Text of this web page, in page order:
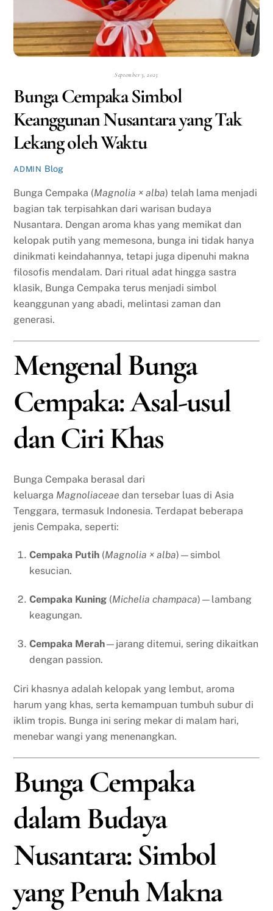
September 3, 2025
Bunga Cempaka Simbol
Keanggunan Nusantara yang Tak
Lekang oleh Waktu
ADMIN Blog
Bunga Cempaka (Magnolia × alba) telah lama menjadi
bagian tak terpisahkan dari warisan budaya
Nusantara. Dengan aroma khas yang memikat dan
kelopak putih yang memesona, bunga ini tidak hanya
dinikmati keindahannya, tetapi juga dipenuhi makna
filosofis mendalam. Dari ritual adat hingga sastra
klasik, Bunga Cempaka terus menjadi simbol
keanggunan yang abadi, melintasi zaman dan
generasi.
Mengenal Bunga
Cempaka: Asal-usul
dan Ciri Khas
Bunga Cempaka berasal dari
keluarga Magnoliaceae dan tersebar luas di Asia
Tenggara, termasuk Indonesia. Terdapat beberapa
jenis Cempaka, seperti:
Cempaka Putih (Magnolia × alba)—simbol
kesucian.
Cempaka Kuning (Michelia champaca)—lambang
keagungan.
Cempaka Merah—jarang ditemui, sering dikaitkan
dengan passion.
Ciri khasnya adalah kelopak yang lembut, aroma
harum yang khas, serta kemampuan tumbuh subur di
iklim tropis. Bunga ini sering mekar di malam hari,
menebar wangi yang menenangkan.
Bunga Cempaka
dalam Budaya
Nusantara: Simbol
yang Penuh Makna